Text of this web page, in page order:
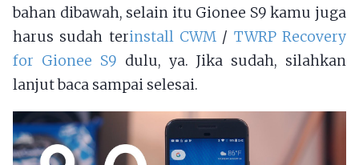
bahan dibawah, selain itu Gionee S9 kamu juga
harus sudah terinstall CWM / TWRP Recovery
for Gionee S9 dulu, ya. Jika sudah, silahkan
lanjut baca sampai selesai.